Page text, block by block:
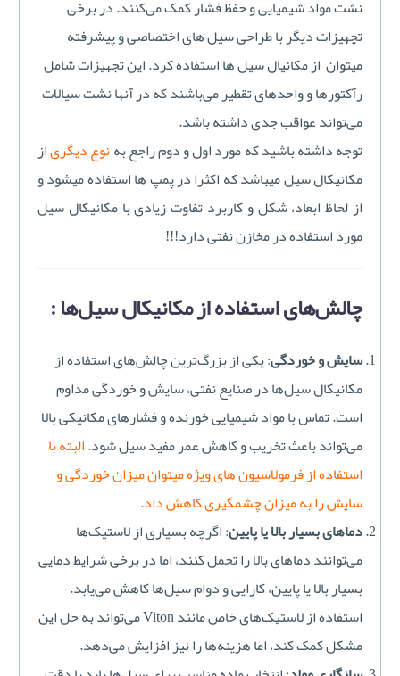
نشت مواد شیمیایی و حفظ فشار کمک می‌کنند. در برخی
تچهیزات دیگر با طراحی سیل های اختصاصی و پیشرفته
میتوان از مکانیال سیل ها استفاده کرد. این تجهیزات شامل
رآکتورها و واحدهای تقطیر می‌باشند که در آنها نشت سیالات
می‌تواند عواقب جدی داشته باشد.
توجه داشته باشید که مورد اول و دوم راجع بهنوع دیگریاز
مکانیکال سیل میباشد که اکثرا در پمپ ها استفاده میشود و
از لحاظ ابعاد، شکل و کاربرد تفاوت زیادی با مکانیکال سیل
مورد استفاده در مخازن نفتی دارد!!!
چالش‌های استفاده از مکانیکال سیل‌ها :
سایش و خوردگی: یکی از بزرگ‌ترین چالش‌های استفاده از
مکانیکال سیل‌ها در صنایع نفتی، سایش و خوردگی مداوم
است. تماس با مواد شیمیایی خورنده و فشارهای مکانیکی بالا
می‌تواند باعث تخریب و کاهش عمر مفید سیل شود.البته با
استفاده از فرمولاسیون های ویژه میتوان میزان خوردگی و
سایش را به میزان چشمگیری کاهش داد.
دماهای بسیار بالا یا پایین: اگرچه بسیاری از لاستیک‌ها
می‌توانند دماهای بالا را تحمل کنند، اما در برخی شرایط دمایی
بسیار بالا یا پایین، کارایی و دوام سیل‌ها کاهش می‌یابد.
استفاده از لاستیک‌های خاص مانند Viton می‌تواند به حل این
مشکل کمک کند، اما هزینه‌ها را نیز افزایش می‌دهد.